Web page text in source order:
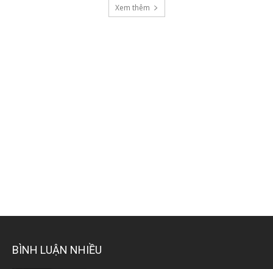
Xem thêm
BÌNH LUẬN NHIỀU